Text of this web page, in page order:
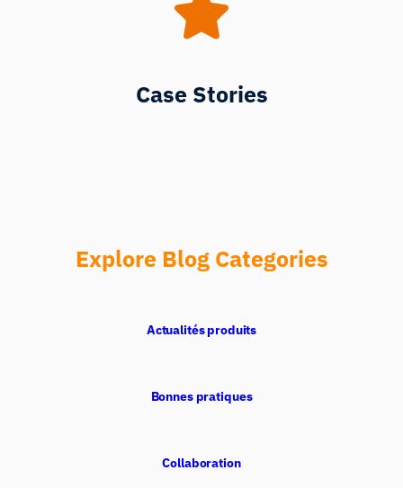
Case Stories
Explore Blog Categories
Actualités produits
Bonnes pratiques
Collaboration